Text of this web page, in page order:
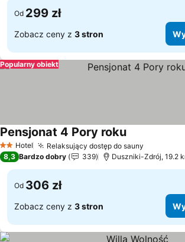
Od 299 zł
Zobacz ceny z 3 stron
Popularny obiekt
2 Kategoria
Hotel Relaksujący dostęp do sauny
Pensjonat 4 Pory roku
8,3 Bardzo dobry 339 Duszniki-Zdrój, 19.2
Od 306 zł
Zobacz ceny z 3 stron